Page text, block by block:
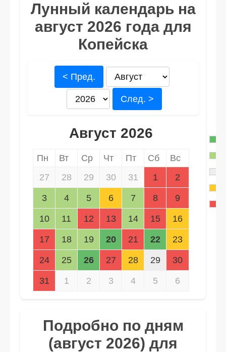
Лунный календарь на
август 2026 года для
Копейска
< Пред.
След. >
Август 2026
Пн Вт Ср Чт Пт Сб
Вс
27
28 29 30 31 1 2
3 4 5 6 7 8 9
10 11 12 13 14 15 16
17 18 19 20 21 22 23
24 25 26 27 28 29 30
31 1 2 3 4 5 6
Подробно по дням
(август 2026) для